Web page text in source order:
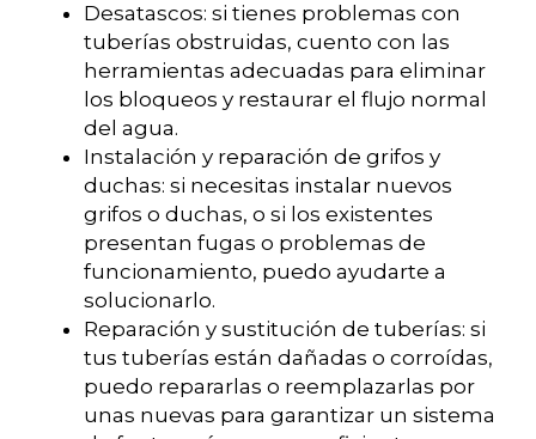
Desatascos: si tienes problemas con
tuberías obstruidas, cuento con las
herramientas adecuadas para eliminar
los bloqueos y restaurar el flujo normal
del agua.
Instalación y reparación de grifos y
duchas: si necesitas instalar nuevos
grifos o duchas, o si los existentes
presentan fugas o problemas de
funcionamiento, puedo ayudarte a
solucionarlo.
Reparación y sustitución de tuberías: si
tus tuberías están dañadas o corroídas,
puedo repararlas o reemplazarlas por
unas nuevas para garantizar un sistema